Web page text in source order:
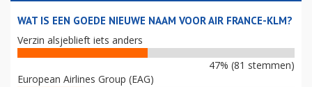
WAT IS EEN GOEDE NIEUWE NAAM VOOR AIR FRANCE-KLM?
Verzin alsjeblieft iets anders
47% (81 stemmen)
European Airlines Group (EAG)